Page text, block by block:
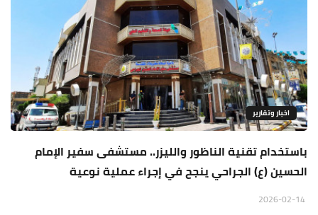
اخبار وتقارير
باستخدام تقنية الناظور والليزر.. مستشفى سفير الإمام
الحسين (ع) الجراحي ينجح في إجراء عملية نوعية